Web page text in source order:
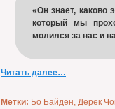
«Он знает, каково
который мы
молился за нас и
Читать далее…
Метки: Бо Байден, Дерек